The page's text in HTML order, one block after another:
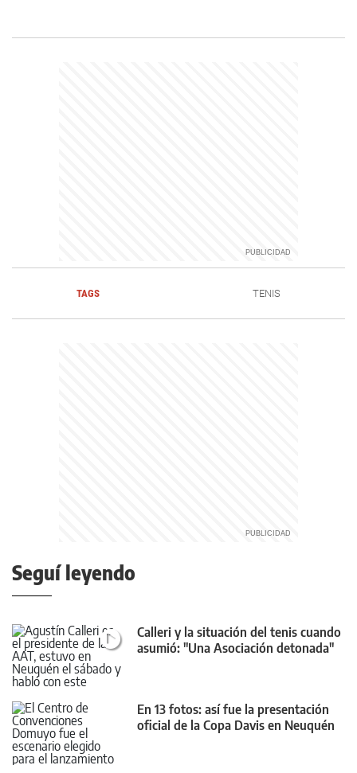
TAGS TENIS
Seguí leyendo
Calleri y la situación del tenis cuando
asumió: "Una Asociación detonada"
En 13 fotos: así fue la presentación
oficial de la Copa Davis en Neuquén